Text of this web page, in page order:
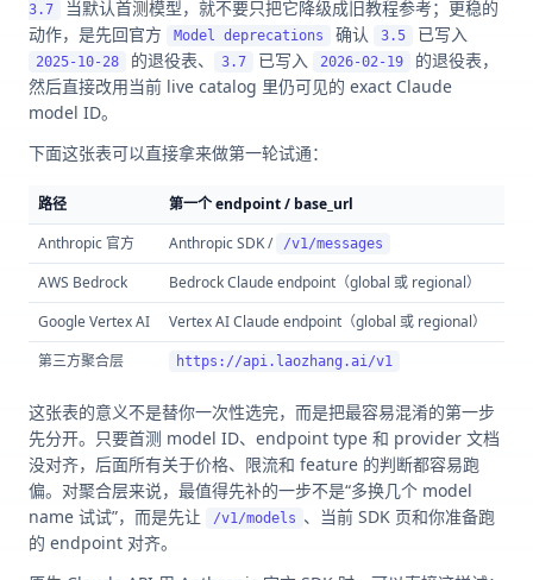
3.7
当默认首测模型，就不要只把它降级成旧教程参考；更稳的
动作，是先回官方
Model deprecations 确认 3.5 已写入
2025-10-28 的退役表、 3.7 已写入 2026-02-19
的退役表，
然后直接改用当前 live catalog 里仍可见的 exact Claude
model ID。
下面这张表可以直接拿来做第一轮试通：
路径 第一个 endpoint / base_url
Anthropic 官方
Anthropic SDK / /v1/messages
AWS Bedrock Bedrock Claude endpoint（global 或 regional）
Google Vertex AI
Vertex AI Claude endpoint（global 或 regional）
第三方聚合层
https://api.laozhang.ai/v1
这张表的意义不是替你一次性选完，而是把最容易混淆的第一步
先分开。只要首测 model ID、endpoint type 和 provider 文档
没对齐，后面所有关于价格、限流和 feature 的判断都容易跑
偏。对聚合层来说，最值得先补的一步不是“多换几个 model
name 试试”，而是先让
/v1/models 、当前 SDK 页和你准备跑
的 endpoint 对齐。